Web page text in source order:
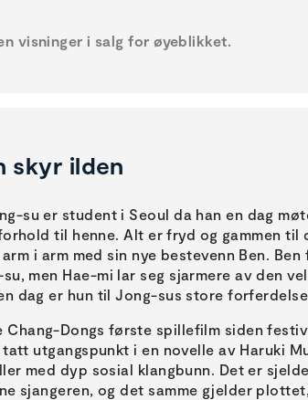
visninger i salg for øyeblikket.
skyr ilden
su er student i Seoul da han en dag
til henne. Alt er fryd og gammen til
i arm med sin nye bestevenn Ben.
men Hae-mi lar seg sjarmere av den
dag er hun til Jong-sus store
Chang-Dongs første spillefilm siden
utgangspunkt i en novelle av Haruki
med dyp sosial klangbunn. Det er
sjangeren, og det samme gjelder